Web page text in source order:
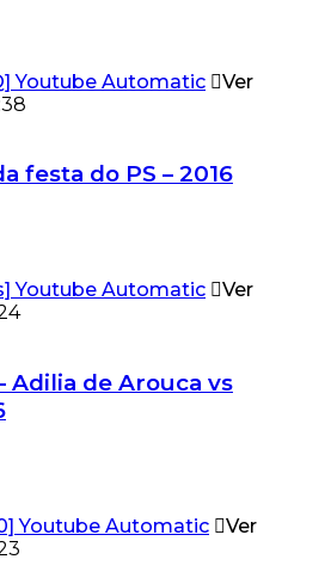
Ver
festa do PS – 2016
Ver
Adilia de Arouca vs
Ver